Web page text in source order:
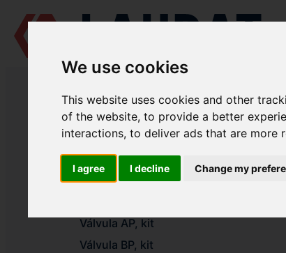
We use cookies
This website uses cookies and other
of the website,to provide a better
interactions,to deliver ads that are more
I agree I decline Change my
LAUDAT SUPPLY - SPERRE
Válvula BP
Válvula AP
Válvula AP, kit
Válvula BP, kit